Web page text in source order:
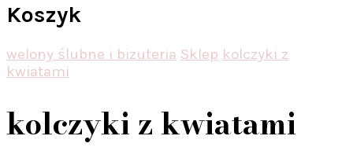
Koszyk
welony ślubne i bizuteria Sklep kolczyki z
kwiatami
kolczyki z kwiatami